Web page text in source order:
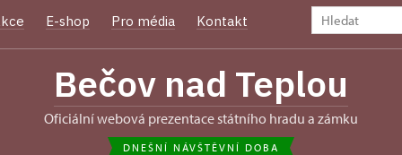
E-shop Pro média Kontakt
Bečov nad Teplou
oficiální webová prezentace státního hradu a zámku
DNEŠNÍ NÁVŠTĚVNÍ DOBA